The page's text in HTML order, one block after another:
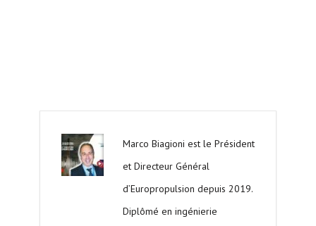
Marco Biagioni est le Président
et Directeur Général
d’Europropulsion depuis 2019.
Diplômé en ingénierie